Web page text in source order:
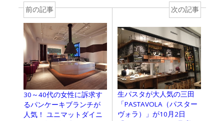
前の記事
30～40代の女性に訴求す
るパンケーキブランチが
人気！ ユニマットダイニ
次の記事
生パスタが大人気の三田
「PASTAVOLA（パスター
ヴォラ）」が10月2日